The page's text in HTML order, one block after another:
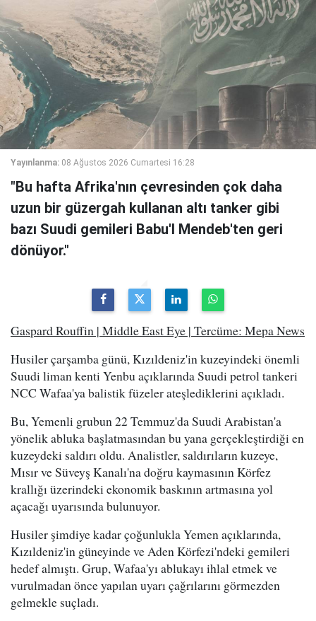
Yayınlanma: 08 Ağustos 2026 Cumartesi 16:28
"Bu hafta Afrika'nın çevresinden çok daha
uzun bir güzergah kullanan altı tanker gibi
bazı Suudi gemileri Babu'l Mendeb'ten geri
dönüyor."
Gaspard Rouffin | Middle East Eye | Tercüme: Mepa News
Husiler çarşamba günü, Kızıldeniz'in kuzeyindeki önemli
Suudi liman kenti Yenbu açıklarında Suudi petrol tankeri
NCC Wafaa'ya balistik füzeler ateşlediklerini açıkladı.
Bu, Yemenli grubun 22 Temmuz'da Suudi Arabistan'a
yönelik abluka başlatmasından bu yana gerçekleştirdiği en
kuzeydeki saldırı oldu. Analistler, saldırıların kuzeye,
Mısır ve Süveyş Kanalı'na doğru kaymasının Körfez
krallığı üzerindeki ekonomik baskının artmasına yol
açacağı uyarısında bulunuyor.
Husiler şimdiye kadar çoğunlukla Yemen açıklarında,
Kızıldeniz'in güneyinde ve Aden Körfezi'ndeki gemileri
hedef almıştı. Grup, Wafaa'yı ablukayı ihlal etmek ve
vurulmadan önce yapılan uyarı çağrılarını görmezden
gelmekle suçladı.